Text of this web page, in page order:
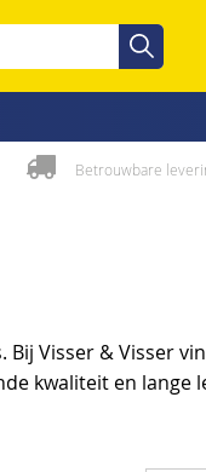
Zoeken
Betrouwbare
Visser & Visser
kwaliteit en